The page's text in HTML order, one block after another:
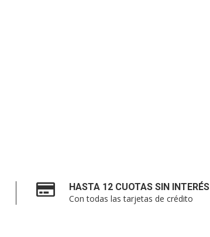
HASTA 12 CUOTAS SIN INTERÉS
Con todas las tarjetas de crédito